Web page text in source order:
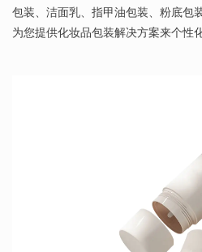
包装、洁面乳、指甲油包装、粉底包
为您提供化妆品包装解决方案来个性